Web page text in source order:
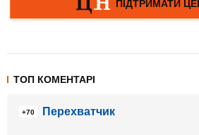
ТОП КОМЕНТАРІ
+70 Перехватчик